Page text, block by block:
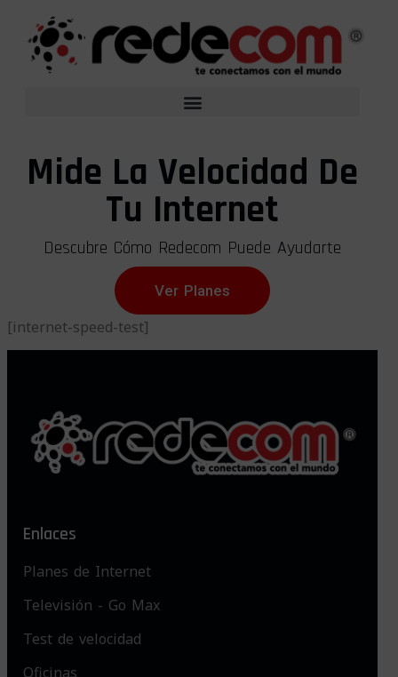
Mide La Velocidad De
Tu Internet
Descubre Cómo Redecom Puede Ayudarte
Ver Planes
[internet-speed-test]
Enlaces
Planes de Internet
Televisión - Go Max
Test de velocidad
Oficinas